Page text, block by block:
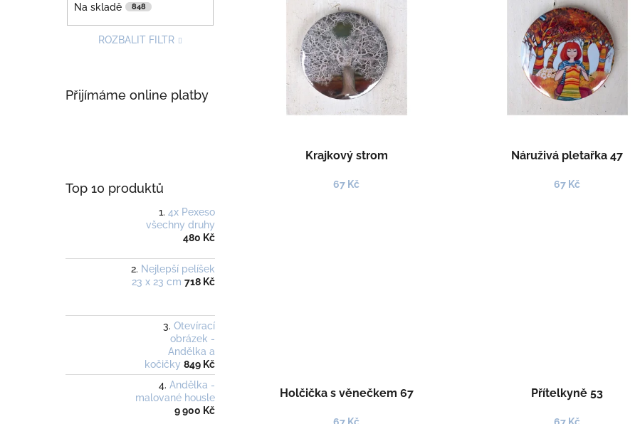
Na skladě 848
ROZBALIT FILTR
Přijímáme online platby
Top 10 produktů
4x Pexeso
všechny druhy
480 Kč
Nejlepší pelíšek
23 x 23 cm 718 Kč
Otevírací
obrázek -
Andělka a
kočičky 849 Kč
Andělka -
malované housle
9 900 Kč
Krajkový strom
67 Kč
Náruživá pletařka 47
67 Kč
Holčička s věnečkem 67 Přítelkyně 53